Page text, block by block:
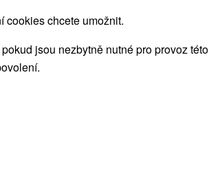
cookies chcete umožnit.
jsou nezbytně nutné pro provoz této